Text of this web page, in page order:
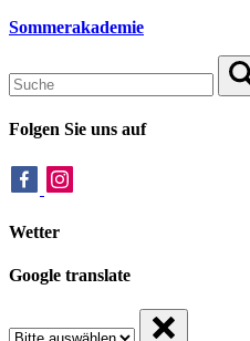
Sommerakademie
Folgen Sie uns auf
Wetter
Google translate